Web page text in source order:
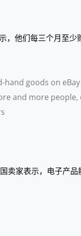
，他们每三个月至
goods on
and more people,
卖家表示，电子产